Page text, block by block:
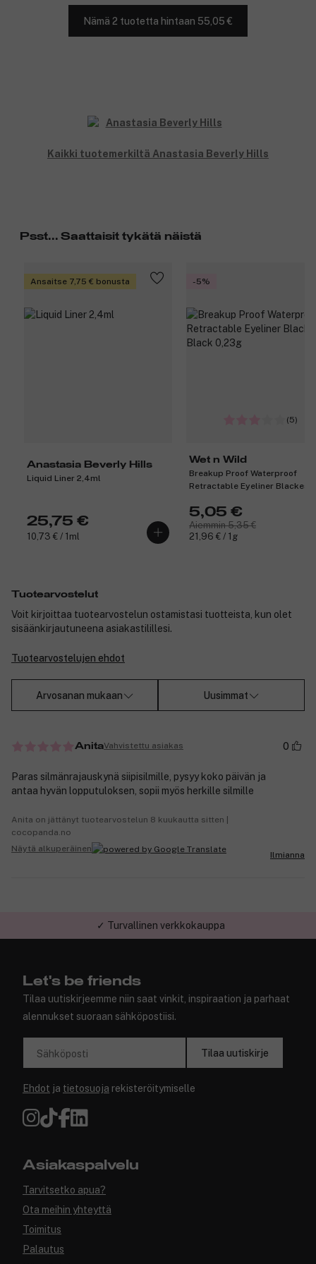
Nämä 2 tuotetta hintaan 55,05 €
Kaikki tuotemerkiltä Anastasia Beverly Hills
Psst... Saattaisit tykätä näistä
Ansaitse 7,75 € bonusta
Anastasia Beverly Hills
Liquid Liner 2,4ml
25,75 €
10,73 € / 1ml
-5%
(5)
Wet n Wild
Breakup Proof Waterproof
Retractable Eyeliner Blackest
5,05 €
Aiemmin 5,35 €
21,96 € / 1g
Tuotearvostelut
Voit kirjoittaa tuotearvostelun ostamistasi tuotteista, kun olet
sisäänkirjautuneena asiakastilillesi.
Tuotearvostelujen ehdot
Arvosanan mukaan Uusimmat
AnitaVahvistettu asiakas 0
Paras silmänrajauskynä siipisilmille, pysyy koko päivän ja
antaa hyvän lopputuloksen, sopii myös herkille silmille
Anita on jättänyt tuotearvostelun 8 kuukautta sitten |
cocopanda.no
Näytä alkuperäinen
Ilmianna
✓ Turvallinen verkkokauppa
Let's be friends
Tilaa uutiskirjeemme niin saat vinkit, inspiraation ja parhaat
alennukset suoraan sähköpostiisi.
Sähköposti Tilaa uutiskirje
Ehdot ja tietosuoja rekisteröitymiselle
Asiakaspalvelu
Tarvitsetko apua?
Ota meihin yhteyttä
Toimitus
Palautus